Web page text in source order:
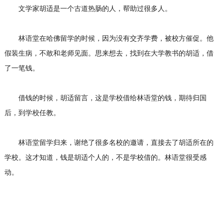
文学家胡适是一个古道热肠的人，帮助过很多人。
林语堂在哈佛留学的时候，因为没有交齐学费，被校方催促。他
假装生病，不敢和老师见面。思来想去，找到在大学教书的胡适，借
了一笔钱。
借钱的时候，胡适留言，这是学校借给林语堂的钱，期待归国
后，到学校任教。
林语堂留学归来，谢绝了很多名校的邀请，直接去了胡适所在的
学校。这才知道，钱是胡适个人的，不是学校借的。林语堂很受感
动。